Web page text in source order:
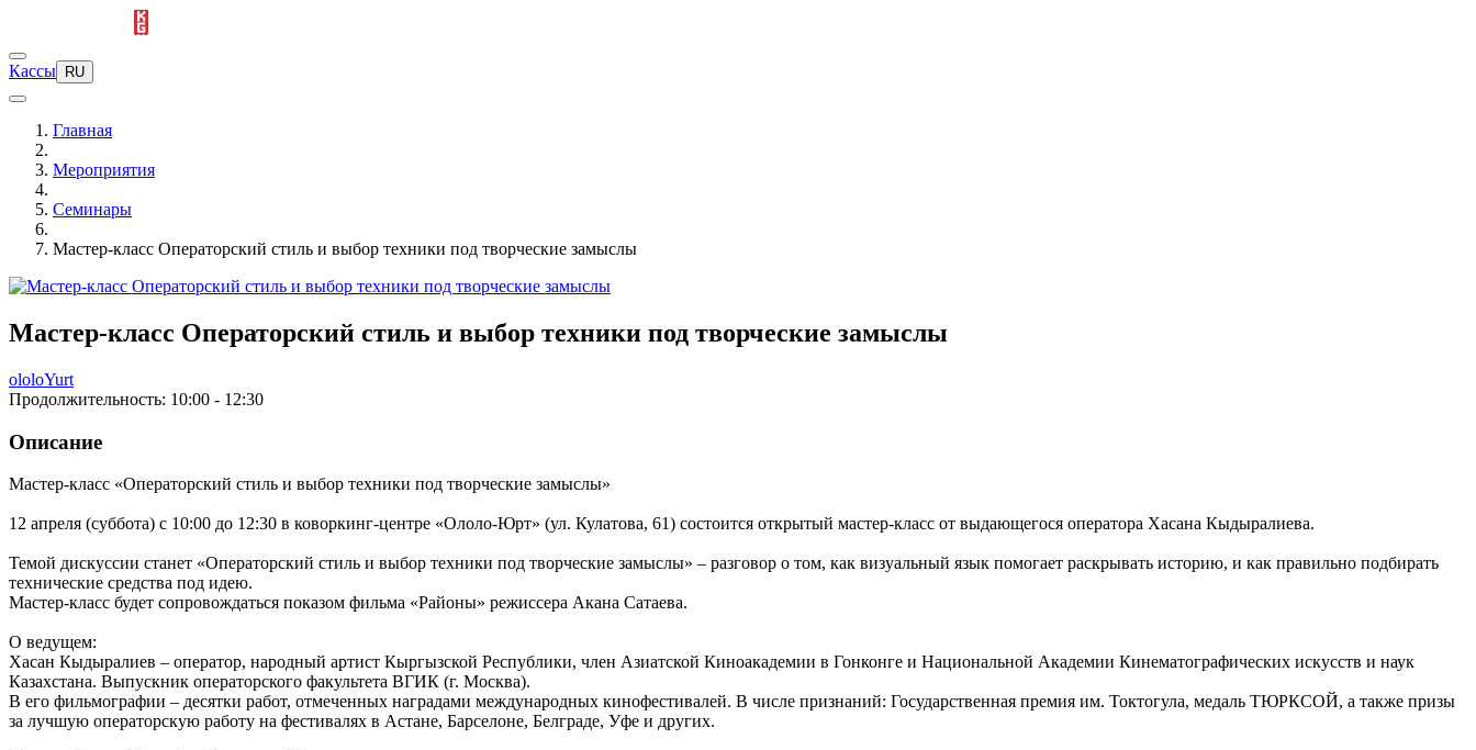
Кассы RU
Главная
Мероприятия
Семинары
Мастер-класс Операторский стиль и выбор техники под творческие замыслы
Мастер-класс Операторский стиль и выбор техники под творческие замыслы
ololoYurt
Продолжительность: 10:00 - 12:30
Описание
Мастер-класс «Операторский стиль и выбор техники под творческие замыслы»
12 апреля (суббота) с 10:00 до 12:30 в коворкинг-центре «Ололо-Юрт» (ул. Кулатова, 61) состоится открытый мастер-класс от выдающегося оператора Хасана Кыдыралиева.
Темой дискуссии станет «Операторский стиль и выбор техники под творческие замыслы» – разговор о том, как визуальный язык помогает раскрывать историю, и как правильно подбирать
технические средства под идею.
Мастер-класс будет сопровождаться показом фильма «Районы» режиссера Акана Сатаева.
О ведущем:
Хасан Кыдыралиев – оператор, народный артист Кыргызской Республики, член Азиатской Киноакадемии в Гонконге и Национальной Академии Кинематографических искусств и наук
Казахстана. Выпускник операторского факультета ВГИК (г. Москва).
В его фильмографии – десятки работ, отмеченных наградами международных кинофестивалей. В числе признаний: Государственная премия им. Токтогула, медаль ТЮРКСОЙ, а также призы
за лучшую операторскую работу на фестивалях в Астане, Барселоне, Белграде, Уфе и других.